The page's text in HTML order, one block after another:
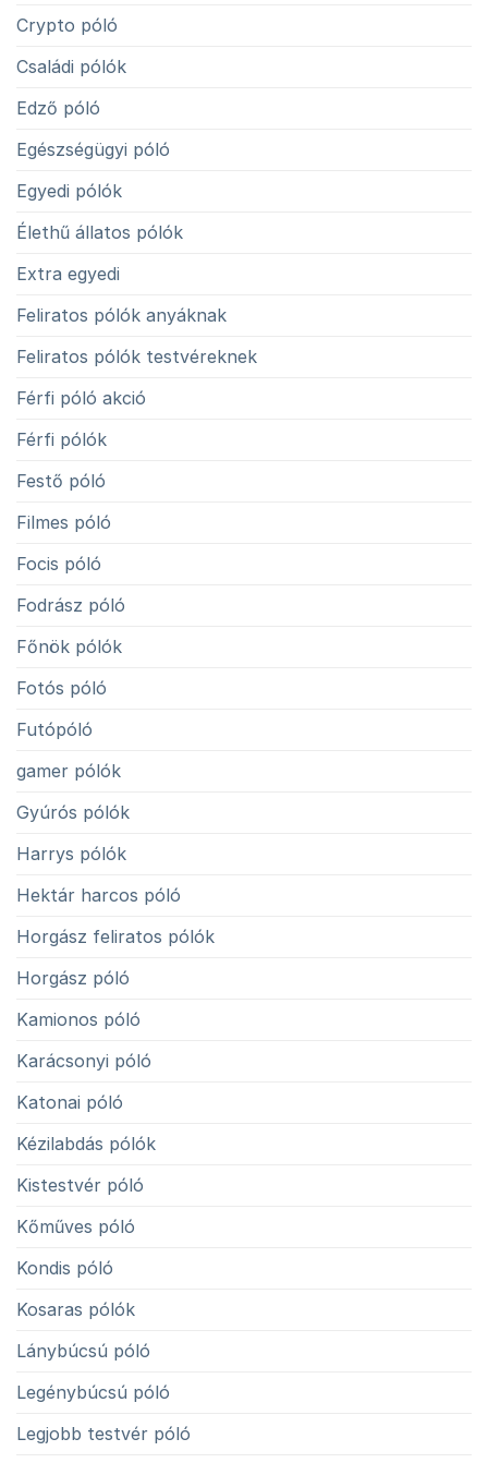
Crypto póló
Családi pólók
Edző póló
Egészségügyi póló
Egyedi pólók
Élethű állatos pólók
Extra egyedi
Feliratos pólók anyáknak
Feliratos pólók testvéreknek
Férfi póló akció
Férfi pólók
Festő póló
Filmes póló
Focis póló
Fodrász póló
Főnök pólók
Fotós póló
Futópóló
gamer pólók
Gyúrós pólók
Harrys pólók
Hektár harcos póló
Horgász feliratos pólók
Horgász póló
Kamionos póló
Karácsonyi póló
Katonai póló
Kézilabdás pólók
Kistestvér póló
Kőműves póló
Kondis póló
Kosaras pólók
Lánybúcsú póló
Legénybúcsú póló
Legjobb testvér póló